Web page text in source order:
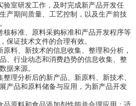
验室研发工作，及时完成新产品开发任
产期间质量、工艺控制，以及生产前技
核标准、原料采购标准和产品开发程序等
保证技术文件的合理有效。
原料、新技术的信息收集、整理和分析，
、行业动态和消费趋势的信息收集、整
据来源。
整理分析后的新产品、新原料、新技术、
产品和原料储备与应用，为新产品开发
品原料和食品添加剂性能并合理应用；适